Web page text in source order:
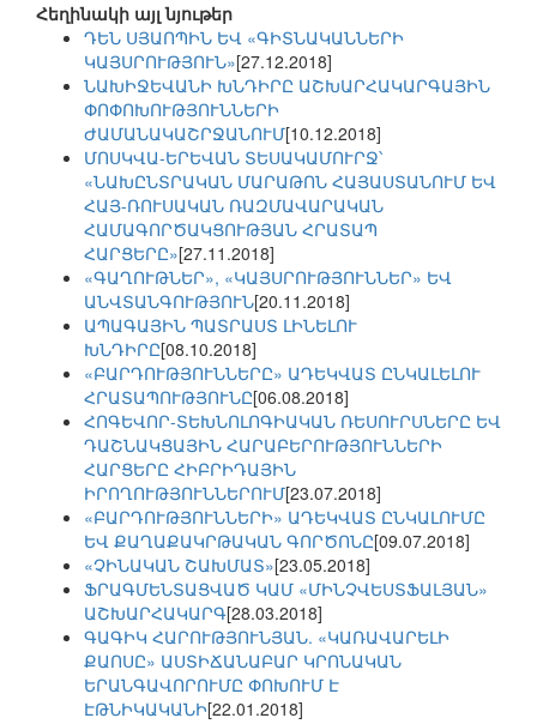
Հեղինակի այլ նյութեր
ԴԵՆ ՍՅԱՈՊԻՆ ԵՎ «ԳԻՏՆԱԿԱՆՆԵՐԻ
ԿԱՅՍՐՈՒԹՅՈՒՆ»[27.12.2018]
ՆԱԽԻՋԵՎԱՆԻ ԽՆԴԻՐԸ ԱՇԽԱՐՀԱԿԱՐԳԱՅԻՆ
ՓՈՓՈԽՈՒԹՅՈՒՆՆԵՐԻ
ԺԱՄԱՆԱԿԱՇՐՋԱՆՈՒՄ[10.12.2018]
ՄՈՍԿՎԱ-ԵՐԵՎԱՆ ՏԵՍԱԿԱՄՈՒՐՋ՝
«ՆԱԽԸՆՏՐԱԿԱՆ ՄԱՐԱԹՈՆ ՀԱՅԱՍՏԱՆՈՒՄ ԵՎ
ՀԱՅ-ՌՈՒՍԱԿԱՆ ՌԱԶՄԱՎԱՐԱԿԱՆ
ՀԱՄԱԳՈՐԾԱԿՑՈՒԹՅԱՆ ՀՐԱՏԱՊ
ՀԱՐՑԵՐԸ»[27.11.2018]
«ԳԱՂՈՒԹՆԵՐ», «ԿԱՅՍՐՈՒԹՅՈՒՆՆԵՐ» ԵՎ
ԱՆՎՏԱՆԳՈՒԹՅՈՒՆ[20.11.2018]
ԱՊԱԳԱՅԻՆ ՊԱՏՐԱՍՏ ԼԻՆԵԼՈՒ
ԽՆԴԻՐԸ[08.10.2018]
«ԲԱՐԴՈՒԹՅՈՒՆՆԵՐԸ» ԱԴԵԿՎԱՏ ԸՆԿԱԼԵԼՈՒ
ՀՐԱՏԱՊՈՒԹՅՈՒՆԸ[06.08.2018]
ՀՈԳԵՎՈՐ-ՏԵԽՆՈԼՈԳԻԱԿԱՆ ՌԵՍՈՒՐՍՆԵՐԸ ԵՎ
ԴԱՇՆԱԿՑԱՅԻՆ ՀԱՐԱԲԵՐՈՒԹՅՈՒՆՆԵՐԻ
ՀԱՐՑԵՐԸ ՀԻԲՐԻԴԱՅԻՆ
ԻՐՈՂՈՒԹՅՈՒՆՆԵՐՈՒՄ[23.07.2018]
«ԲԱՐԴՈՒԹՅՈՒՆՆԵՐԻ» ԱԴԵԿՎԱՏ ԸՆԿԱԼՈՒՄԸ
ԵՎ ՔԱՂԱՔԱԿՐԹԱԿԱՆ ԳՈՐԾՈՆԸ[09.07.2018]
«ՉԻՆԱԿԱՆ ՇԱԽՄԱՏ»[23.05.2018]
ՖՐԱԳՄԵՆՏԱՑՎԱԾ ԿԱՄ «ՄԻՆՉՎԵՍՏՖԱԼՅԱՆ»
ԱՇԽԱՐՀԱԿԱՐԳ[28.03.2018]
ԳԱԳԻԿ ՀԱՐՈՒԹՅՈՒՆՅԱՆ. «ԿԱՌԱՎԱՐԵԼԻ
ՔԱՈՍԸ» ԱՍՏԻՃԱՆԱԲԱՐ ԿՐՈՆԱԿԱՆ
ԵՐԱՆԳԱՎՈՐՈՒՄԸ ՓՈԽՈՒՄ Է
ԷԹՆԻԿԱԿԱՆԻ[22.01.2018]